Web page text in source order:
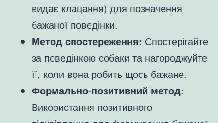
видає клацання) для позначення
бажаної поведінки.
Метод спостереження: Спостерігайте
за поведінкою собаки та нагороджуйте
її, коли вона робить щось бажане.
Формально-позитивний метод:
Використання позитивного